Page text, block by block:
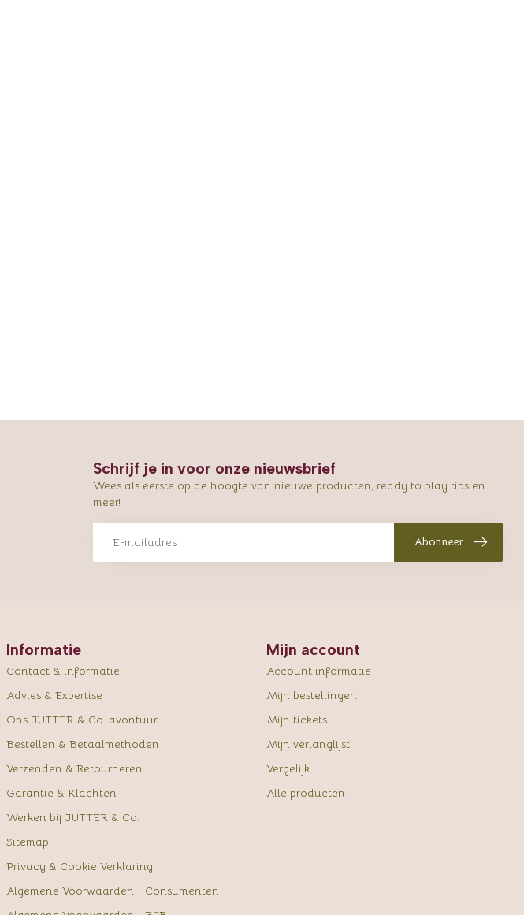
Schrijf je in voor onze nieuwsbrief
Wees als eerste op de hoogte van nieuwe producten, ready to play tips en
meer!
Abonneer
Informatie
Contact & informatie
Advies & Expertise
Ons JUTTER & Co. avontuur...
Bestellen & Betaalmethoden
Verzenden & Retourneren
Garantie & Klachten
Werken bij JUTTER & Co.
Sitemap
Privacy & Cookie Verklaring
Algemene Voorwaarden - Consumenten
Mijn account
Account informatie
Mijn bestellingen
Mijn tickets
Mijn verlanglijst
Vergelijk
Alle producten